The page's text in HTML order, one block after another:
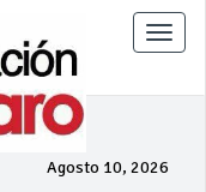
Toggle
Agosto 10, 2026